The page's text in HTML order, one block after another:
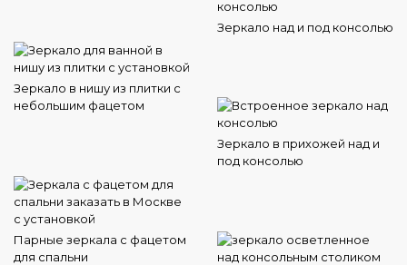
Зеркало над и под консолью
Зеркало в нишу из плитки с
небольшим фацетом
Зеркало в прихожей над и
под консолью
Парные зеркала с фацетом
для спальни